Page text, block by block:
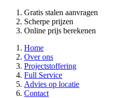
Gratis stalen aanvragen
Scherpe prijzen
Online prijs berekenen
Home
Over ons
Projectstoffering
Full Service
Advies op locatie
Contact